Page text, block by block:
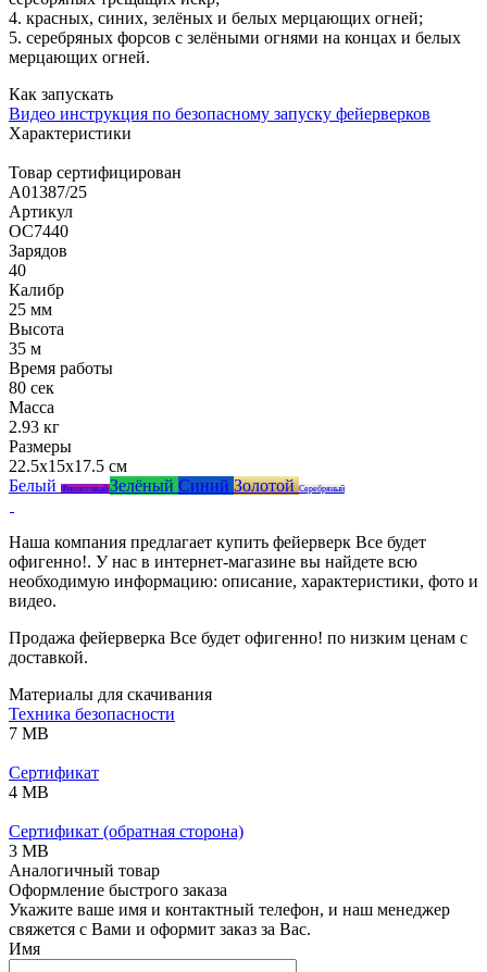
4. красных, синих, зелёных и белых мерцающих огней;
5. серебряных форсов с зелёными огнями на концах и белых
мерцающих огней.
Как запускать
Видео инструкция по безопасному запуску фейерверков
Характеристики
Товар сертифицирован
A01387/25
Артикул
ОС7440
Зарядов
40
Калибр
25 мм
Высота
35 м
Время работы
80 сек
Масса
2.93 кг
Размеры
22.5x15x17.5 см
Белый Фиолетовый Зелёный Синий ЗолотойСеребряный
Наша компания предлагает купить фейерверк Все будет
офигенно!. У нас в интернет-магазине вы найдете всю
необходимую информацию: описание, характеристики, фото и
видео.
Продажа фейерверка Все будет офигенно! по низким ценам с
доставкой.
Материалы для скачивания
Техника безопасности
7 MB
Сертификат
4 MB
Сертификат (обратная сторона)
3 MB
Аналогичный товар
Оформление быстрого заказа
Укажите ваше имя и контактный телефон, и наш менеджер
свяжется с Вами и оформит заказ за Вас.
Имя